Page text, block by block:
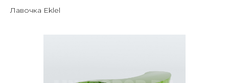
Лавочка Eklel